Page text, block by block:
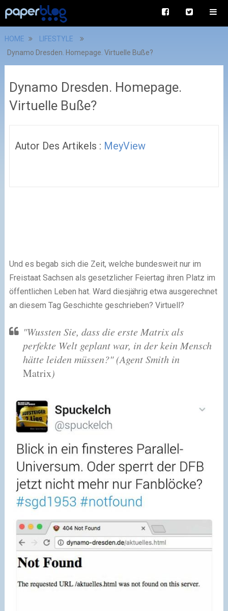
HOME
LIFESTYLE
Dynamo Dresden. Homepage. Virtuelle Buße?
Dynamo Dresden. Homepage.
Virtuelle Buße?
Autor Des Artikels : MeyView
Und es begab sich die Zeit, welche bundesweit nur im
Freistaat Sachsen als gesetzlicher Feiertag ihren Platz im
öffentlichen Leben hat. Ward diesjährig etwa ausgerechnet
an diesem Tag Geschichte geschrieben? Virtuell?
"Wussten Sie, dass die erste Matrix als
perfekte Welt geplant war, in der kein Mensch
hätte leiden müssen?" (Agent Smith in
Matrix)